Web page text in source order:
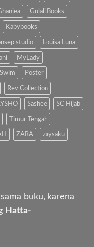
Gulali Books
Kabybooks
studio Louisa Luna
MyLady
Poster
Rev Collection
Sashee SC Hijab
Timur Tengah
ZARA zaysaku
buku, karena
Hatta-